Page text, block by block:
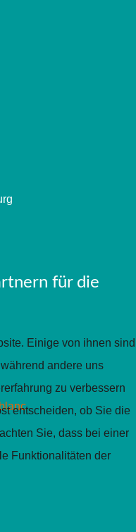
für die
Einige von ihnen sind
andere uns
zu verbessern
entscheiden, ob Sie die
Sie, dass bei einer
Funktionalitäten der